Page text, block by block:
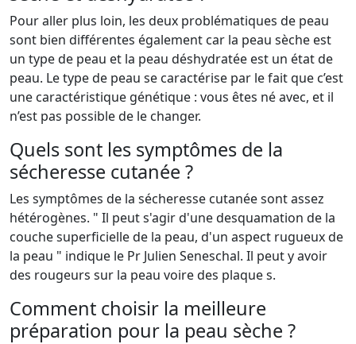
Pour aller plus loin, les deux problématiques de peau
sont bien différentes également car la peau sèche est
un type de peau et la peau déshydratée est un état de
peau. Le type de peau se caractérise par le fait que c’est
une caractéristique génétique : vous êtes né avec, et il
n’est pas possible de le changer.
Quels sont les symptômes de la
sécheresse cutanée ?
Les symptômes de la sécheresse cutanée sont assez
hétérogènes. " Il peut s'agir d'une desquamation de la
couche superficielle de la peau, d'un aspect rugueux de
la peau " indique le Pr Julien Seneschal. Il peut y avoir
des rougeurs sur la peau voire des plaque s.
Comment choisir la meilleure
préparation pour la peau sèche ?